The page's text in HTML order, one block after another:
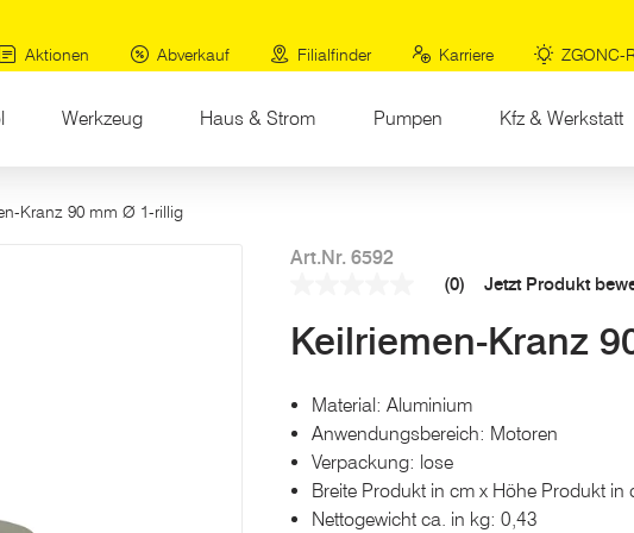
Aktionen
Abverkauf Filialfinder Karriere ZGONC-
Werkzeug Haus & Strom Pumpen Kfz & Werkstatt
Kranz 90 mm Ø 1-rillig
Art.Nr. 6592
Link
auf
(0) Jetzt Produkt
Keilriemen-Kranz
Material: Aluminium
Anwendungsbereich: Motoren
Verpackung: lose
Breite Produkt in cm x Höhe Produkt in
Nettogewicht ca. in kg: 0,43